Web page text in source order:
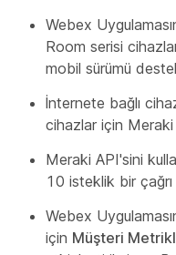
Webex
Room serisi
mobil sürümü
İnternete bağlı
cihazlar için
Meraki API'sini
10 isteklik bir
Webex
için Müşteri